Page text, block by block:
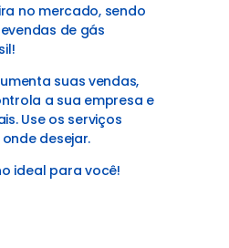
no mercado, sendo
de gás
suas vendas,
a sua empresa e
Use os serviços
desejar.
ideal para você!